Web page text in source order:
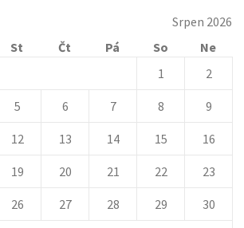
Srpen 2026
St Čt Pá So
Ne
1
2
5 6 7 8 9
12 13 14 15 16
19 20 21 22 23
26 27 28 29 30